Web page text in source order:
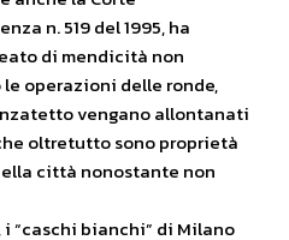
n. 519 del 1995, ha
di mendicità non
operazioni delle ronde,
vengano allontanati
oltretutto sono proprietà
città nonostante non
“caschi bianchi” di Milano